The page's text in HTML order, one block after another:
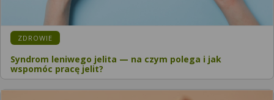
ZDROWIE
Syndrom leniwego jelita — na czym polega i jak
wspomóc pracę jelit?